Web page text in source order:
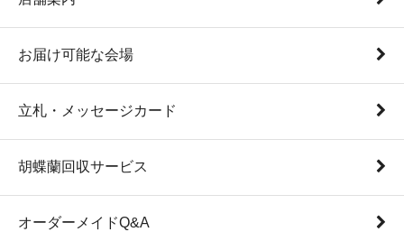
お届け可能な会場
立札・メッセージカード
胡蝶蘭回収サービス
オーダーメイドQ&A